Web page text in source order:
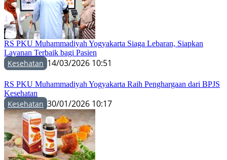
RS PKU Muhammadiyah Yogyakarta Siaga Lebaran, Siapkan
Layanan Terbaik bagi Pasien
Kesehatan 14/03/2026 10:51
RS PKU Muhammadiyah Yogyakarta Raih Penghargaan dari BPJS
Kesehatan
Kesehatan 30/01/2026 10:17